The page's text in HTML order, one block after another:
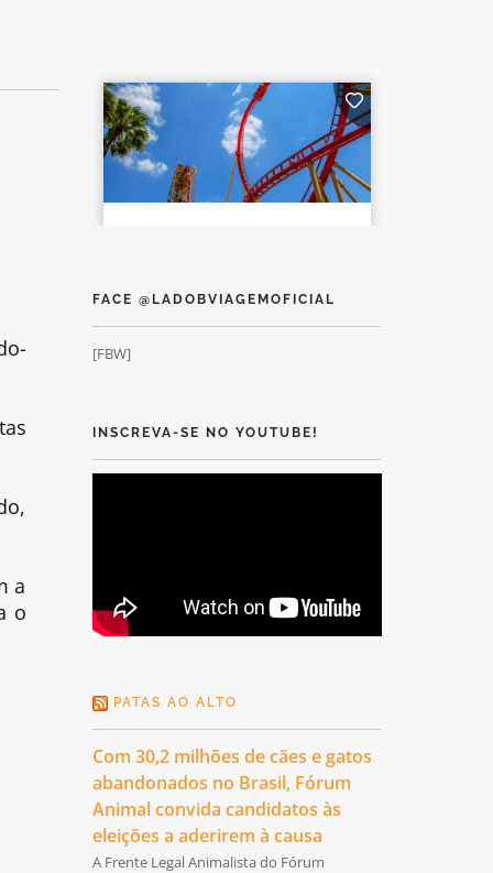
a
o
FACE @LADOBVIAGEMOFICIAL
[FBW]
INSCREVA-SE NO YOUTUBE!
PATAS AO ALTO
Com 30,2 milhões de cães e gatos
abandonados no Brasil, Fórum
Animal convida candidatos às
eleições a aderirem à causa
A Frente Legal Animalista do Fórum